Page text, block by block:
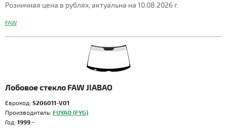
Розничная цена в рублях, актуальна на 10.08.2026 г.
FAW
Лобовое стекло FAW JIABAO
Еврокод: 5206011-V01
Производитель: FUYAO (FYG)
Год: 1999 -